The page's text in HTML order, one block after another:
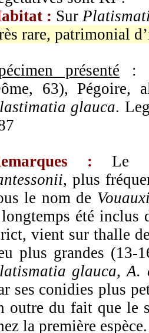
: Sur
rare, patrimonial
présenté :
63), Pégoire,
glauca.
: Le
, plus
le nom de
été inclus
vient sur thalle
plus grandes (13-
glauca,A.
ses conidies plus
outre du fait que le
la première espèce.